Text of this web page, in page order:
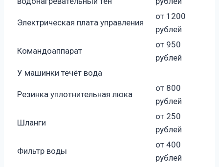
Электрическая плата управления
от 1200
рублей
Командоаппарат
от 950
рублей
У машинки течёт вода
Резинка уплотнительная люка
от 800
рублей
Шланги
от 250
рублей
Фильтр воды
от 400
рублей